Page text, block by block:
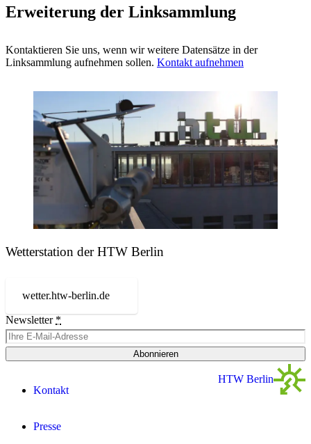
Erweiterung der Linksammlung
Kontaktieren Sie uns, wenn wir weitere Datensätze in der
Linksammlung aufnehmen sollen. Kontakt aufnehmen
Wetterstation der HTW Berlin
wetter.htw-berlin.de
Newsletter *
Abonnieren
Kontakt
Presse
HTW Berlin